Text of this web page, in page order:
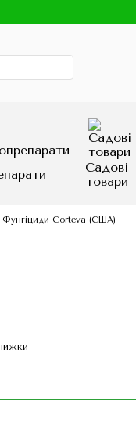
Садові
товари
Фунгіциди Corteva (США)